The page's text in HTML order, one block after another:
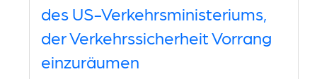
des US-Verkehrsministeriums,
der Verkehrssicherheit Vorrang
einzuräumen